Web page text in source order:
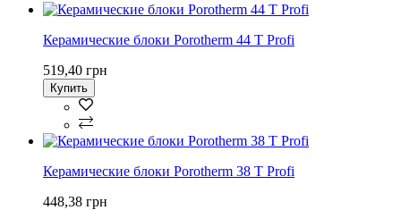
Керамические блоки Porotherm 44 T Profi
519,40 грн
Купить
Керамические блоки Porotherm 38 T Profi
448,38 грн